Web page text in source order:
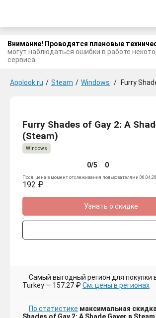
Внимание! Проводятся плановые
могут наблюдаться ошибки в работе
сервиса.
Applook.ru / Steam / Windows / Furry Shades
Furry Shades of Gay 2: A
(Steam)
Windows
0/5 0
Посл. цена в момент отслеживания пользователями
192 ₽
Узнать о скидке
Самый выгодный регион для покупки
Turkey — 157.27 ₽ См. цены в регионах
По статистике максимальная